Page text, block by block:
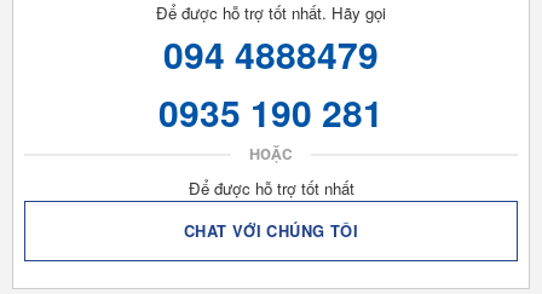
Để được hỗ trợ tốt nhất. Hãy gọi
094 4888479
0935 190 281
HOẶC
Để được hỗ trợ tốt nhất
CHAT VỚI CHÚNG TÔI